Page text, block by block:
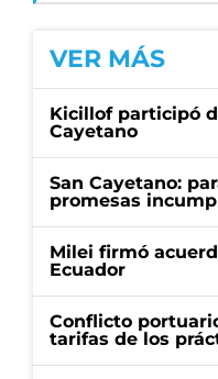
VER MÁS
Kicillof participó
Cayetano
San Cayetano:
promesas
Milei firmó
Ecuador
Conflicto
tarifas de los